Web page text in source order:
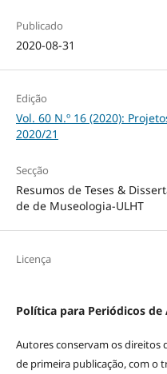
Publicado
2020-08-31
Edição
Vol. 60 N.º 16 (2020):
2020/21
Secção
Resumos de Teses &
de de Museologia-ULHT
Licença
Política para Periódicos de
Autores conservam os direitos
de primeira publicação, com o